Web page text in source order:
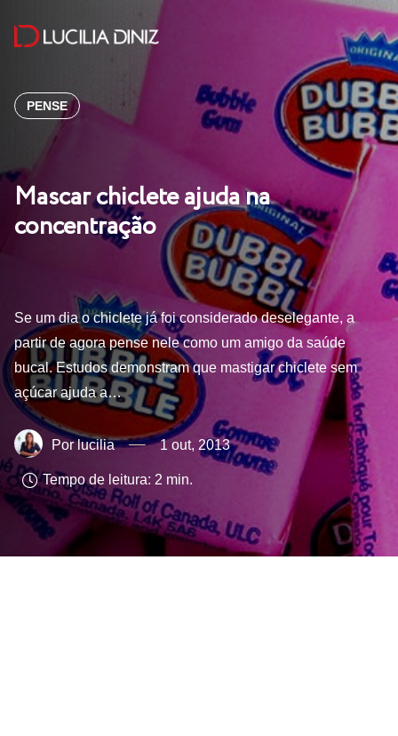
PENSE
Mascar chiclete ajuda na
concentração
Se um dia o chiclete já foi considerado deselegante, a
partir de agora pense nele como um amigo da saúde
bucal. Estudos demonstram que mastigar chiclete sem
açúcar ajuda a…
lucilia 1 out, 2013
Tempo de leitura: 2 min.